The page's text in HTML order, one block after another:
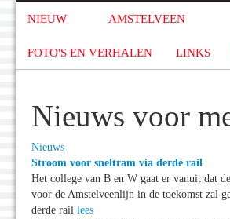
NIEUW AMSTELVEEN
FOTO'S EN VERHALEN LINKS
Nieuws voor
Nieuws
Stroom voor sneltram via derde rail
Het college van B en W gaat er vanuit dat
voor de Amstelveenlijn in de toekomst zal
derde rail lees